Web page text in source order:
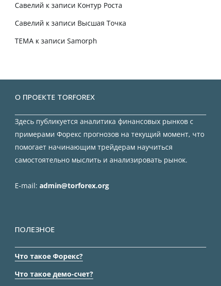
Савелий к записи Контур Роста
Савелий к записи Высшая Точка
TEMA к записи Samorph
О ПРОЕКТЕ TORFOREX
Здесь публикуется аналитика финансовых рынков с
примерами Форекс прогнозов на текущий момент, что
помогает начинающим трейдерам научиться
самостоятельно мыслить и анализировать рынок.
E-mail: admin@torforex.org
ПОЛЕЗНОЕ
Что такое Форекс?
Что такое демо-счет?